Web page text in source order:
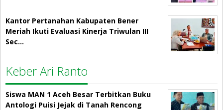
Kantor Pertanahan Kabupaten Bener
Meriah Ikuti Evaluasi Kinerja Triwulan III
Sec…
Keber Ari Ranto
Siswa MAN 1 Aceh Besar Terbitkan Buku
Antologi Puisi Jejak di Tanah Rencong